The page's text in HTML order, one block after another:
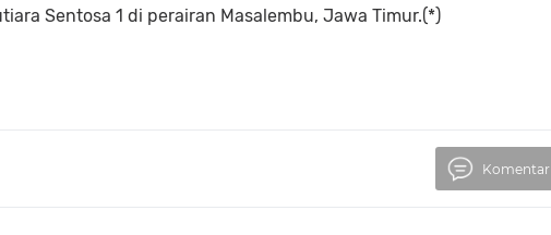
Sentosa 1 di perairan Masalembu, Jawa Timur.(*)
Komentar